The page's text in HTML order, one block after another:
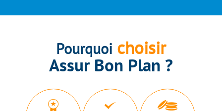
Pourquoi choisir
Assur Bon Plan ?